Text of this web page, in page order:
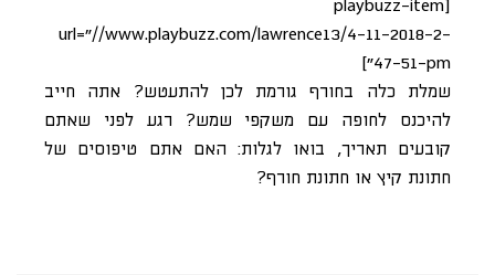
[playbuzz-item
url=”//www.playbuzz.com/lawrence13/4-11-2018-2-
47-51-pm”]
שמלת כלה בחורף גורמת לכן להתעטש? אתה חייב
להיכנס לחופה עם משקפי שמש? רגע לפני שאתם
קובעים תאריך, בואו לגלות: האם אתם טיפוסים של
חתונת קיץ או חתונת חורף?